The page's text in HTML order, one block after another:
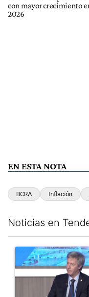
con mayor crecimiento
2026
EN ESTA NOTA
BCRA Inflación
Noticias en
Un artículo de